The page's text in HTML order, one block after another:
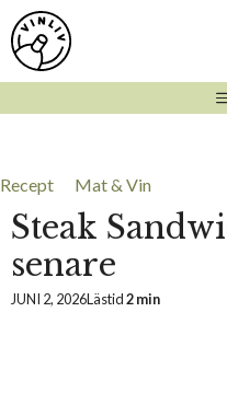
Hoppa
till
innehåll
Recept Mat & Vin
Steak
senare
JUNI 2, 2026Lästid2 min